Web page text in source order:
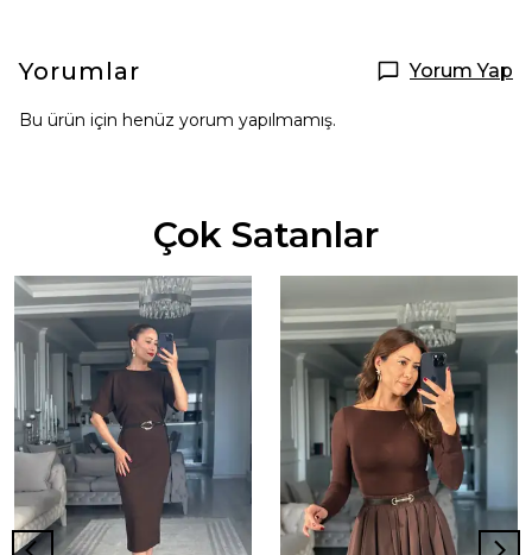
Yorumlar Yorum Yap
Bu ürün için henüz yorum yapılmamış.
Çok Satanlar